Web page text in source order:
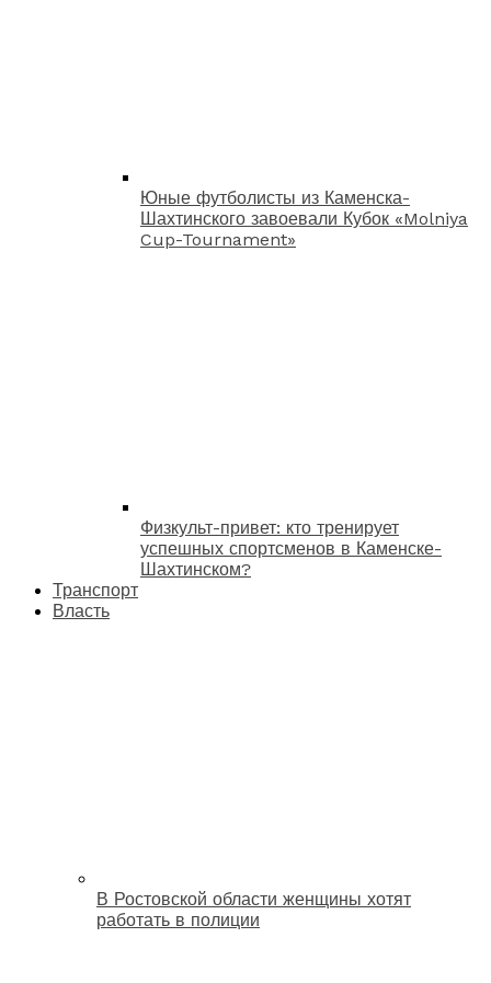
Юные футболисты из Каменска-
Шахтинского завоевали Кубок «Molniya
Cup-Tournament»
Физкульт-привет: кто тренирует
успешных спортсменов в Каменске-
Шахтинском?
Транспорт
Власть
В Ростовской области женщины хотят
работать в полиции